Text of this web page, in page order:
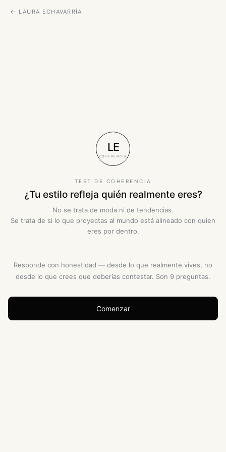
← LAURA ECHAVARRÍA
LE
COHERENCIA
TEST DE COHERENCIA
¿Tu estilo refleja quién realmente eres?
No se trata de moda ni de tendencias.
Se trata de si lo que proyectas al mundo está alineado con quien
eres por dentro.
Responde con honestidad — desde lo que realmente vives, no
desde lo que crees que deberías contestar. Son 9 preguntas.
Comenzar